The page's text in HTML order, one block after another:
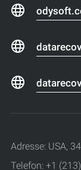
Adresse: USA,
Telefon: +1